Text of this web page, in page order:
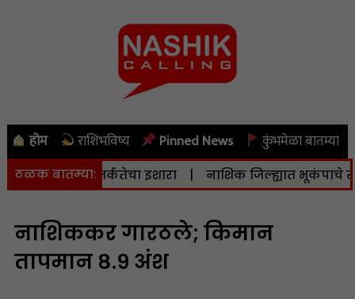
होम राशिभविष्य Pinned News कुंभमेळा बातम्या
ठळक बातम्या:
दिला सतर्कतेचा इशारा | नाशिक जिल्ह्यात भूकंपाचे सौम्य
नाशिककर गारठले; किमान
तापमान ८.९ अंश